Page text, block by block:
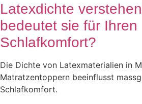
Latexdichte
bedeutet sie für Ihren
Schlafkomfort?
Die Dichte von Latexmaterialien in
Matratzentoppern beeinflusst
Schlafkomfort.